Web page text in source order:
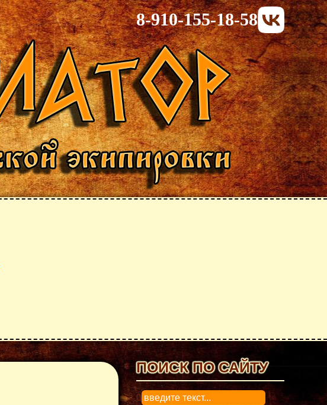
8-910-155-18-58
ПОИСК ПО САЙТУ
0